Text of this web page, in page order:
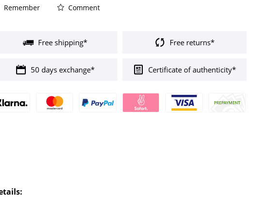
Remember Comment
Free shipping* Free returns*
50 days exchange* Certificate of authenticity*